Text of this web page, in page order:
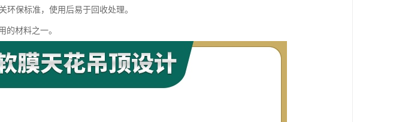
环保标准，使用后易于回收处理。
的材料之一。